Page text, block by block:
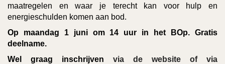
maatregelen en waar je terecht kan voor hulp en
energieschulden komen aan bod.
Op maandag 1 juni om 14 uur in het BOp. Gratis
deelname.
Wel graag inschrijven via de website of via